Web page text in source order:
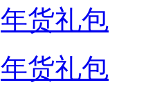
年货礼包
年货礼包